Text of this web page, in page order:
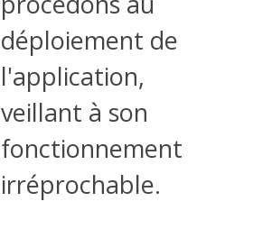
déploiement de
l'application,
veillant à son
fonctionnement
irréprochable.